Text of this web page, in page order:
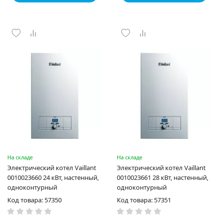
На складе
Электрический котел Vaillant
0010023660 24 кВт, настенный,
одноконтурный
Код товара: 57350
На складе
Электрический котел Vaillant
0010023661 28 кВт, настенный,
одноконтурный
Код товара: 57351